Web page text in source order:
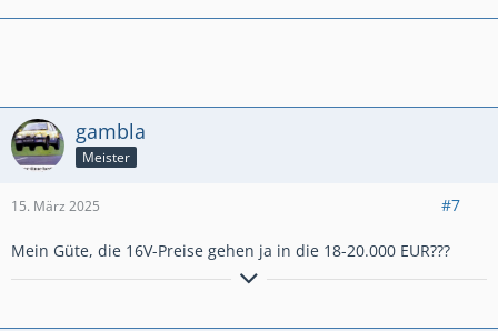
gambla
Meister
15. März 2025 #7
Mein Güte, die 16V-Preise gehen ja in die 18-20.000 EUR???
TimeMachine